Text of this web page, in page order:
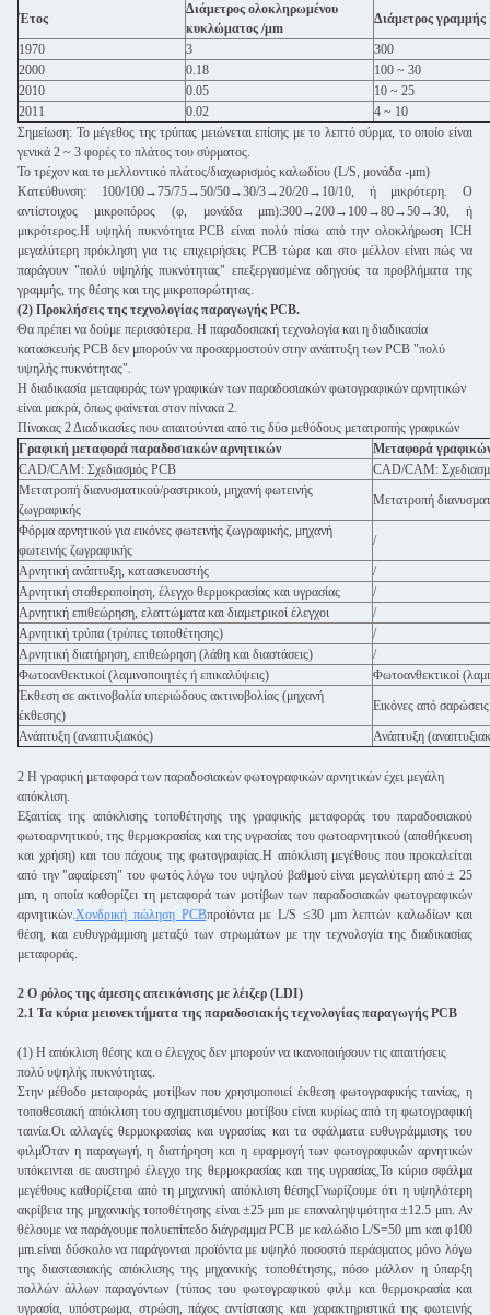
Έτος
Διάμετρος ολοκληρωμένου
κυκλώματος /μm
Διάμετρος
1970
3
300
2000
0.18
100 ~ 30
2010
0.05
10 ~ 25
2011
0.02
4 ~ 10
Σημείωση: Το μέγεθος της τρύπας μειώνεται επίσης με το λεπτό σύρμα, το οποίο είναι
γενικά 2 ~ 3 φορές το πλάτος του σύρματος.
Το τρέχον και το μελλοντικό πλάτος/διαχωρισμός καλωδίου (L/S, μονάδα -μm)
Κατεύθυνση: 100/100→75/75→50/50→30/3→20/20→10/10, ή μικρότερη. Ο
αντίστοιχος μικροπόρος (φ, μονάδα μm):300→200→100→80→50→30, ή
μικρότερος.Η υψηλή πυκνότητα PCB είναι πολύ πίσω από την ολοκλήρωση ICΗ
μεγαλύτερη πρόκληση για τις επιχειρήσεις PCB τώρα και στο μέλλον είναι πώς να
παράγουν "πολύ υψηλής πυκνότητας" επεξεργασμένα οδηγούς τα προβλήματα της
γραμμής, της θέσης και της μικροπορώτητας.
(2) Προκλήσεις της τεχνολογίας παραγωγής PCB.
Θα πρέπει να δούμε περισσότερα. Η παραδοσιακή τεχνολογία και η διαδικασία
κατασκευής PCB δεν μπορούν να προσαρμοστούν στην ανάπτυξη των PCB "πολύ
υψηλής πυκνότητας".
Η διαδικασία μεταφοράς των γραφικών των παραδοσιακών φωτογραφικών αρνητικών
είναι μακρά, όπως φαίνεται στον πίνακα 2.
Πίνακας 2 Διαδικασίες που απαιτούνται από τις δύο μεθόδους μετατροπής γραφικών
Γραφική μεταφορά παραδοσιακών αρνητικών
Μεταφορά
CAD/CAM: Σχεδιασμός PCB
CAD/CAM:
Μετατροπή διανυσματικού/ραστρικού, μηχανή φωτεινής
ζωγραφικής
Μετατροπή
Φόρμα αρνητικού για εικόνες φωτεινής ζωγραφικής, μηχανή
φωτεινής ζωγραφικής
/
Αρνητική ανάπτυξη, κατασκευαστής
/
Αρνητική σταθεροποίηση, έλεγχο θερμοκρασίας και υγρασίας
/
Αρνητική επιθεώρηση, ελαττώματα και διαμετρικοί έλεγχοι
/
Αρνητική τρύπα (τρύπες τοποθέτησης)
/
Αρνητική διατήρηση, επιθεώρηση (λάθη και διαστάσεις)
/
Φωτοανθεκτικοί (λαμινοποιητές ή επικαλύψεις)
Φωτοανθεκτικοί
Έκθεση σε ακτινοβολία υπεριώδους ακτινοβολίας (μηχανή
έκθεσης)
Εικόνες από σαρώσεις
Ανάπτυξη (αναπτυξιακός)
Ανάπτυξη
2 Η γραφική μεταφορά των παραδοσιακών φωτογραφικών αρνητικών έχει μεγάλη
απόκλιση.
Εξαιτίας της απόκλισης τοποθέτησης της γραφικής μεταφοράς του παραδοσιακού
φωτοαρνητικού, της θερμοκρασίας και της υγρασίας του φωτοαρνητικού (αποθήκευση
και χρήση) και του πάχους της φωτογραφίας.Η απόκλιση μεγέθους που προκαλείται
από την "αφαίρεση" του φωτός λόγω του υψηλού βαθμού είναι μεγαλύτερη από ± 25
μm, η οποία καθορίζει τη μεταφορά των μοτίβων των παραδοσιακών φωτογραφικών
αρνητικών.Χονδρική πώληση PCBπροϊόντα με L/S ≤30 μm λεπτών καλωδίων και
θέση, και ευθυγράμμιση μεταξύ των στρωμάτων με την τεχνολογία της διαδικασίας
μεταφοράς.
2 Ο ρόλος της άμεσης απεικόνισης με λέιζερ (LDI)
2.1 Τα κύρια μειονεκτήματα της παραδοσιακής τεχνολογίας παραγωγής PCB
(1) Η απόκλιση θέσης και ο έλεγχος δεν μπορούν να ικανοποιήσουν τις απαιτήσεις
πολύ υψηλής πυκνότητας.
Στην μέθοδο μεταφοράς μοτίβων που χρησιμοποιεί έκθεση φωτογραφικής ταινίας, η
τοποθεσιακή απόκλιση του σχηματισμένου μοτίβου είναι κυρίως από τη φωτογραφική
ταινία.Οι αλλαγές θερμοκρασίας και υγρασίας και τα σφάλματα ευθυγράμμισης του
φιλμΌταν η παραγωγή, η διατήρηση και η εφαρμογή των φωτογραφικών αρνητικών
υπόκεινται σε αυστηρό έλεγχο της θερμοκρασίας και της υγρασίας,Το κύριο σφάλμα
μεγέθους καθορίζεται από τη μηχανική απόκλιση θέσηςΓνωρίζουμε ότι η υψηλότερη
ακρίβεια της μηχανικής τοποθέτησης είναι ±25 μm με επαναληψιμότητα ±12.5 μm. Αν
θέλουμε να παράγουμε πολυεπίπεδο διάγραμμα PCB με καλώδιο L/S=50 μm και φ100
μm.είναι δύσκολο να παράγονται προϊόντα με υψηλό ποσοστό περάσματος μόνο λόγω
της διαστασιακής απόκλισης της μηχανικής τοποθέτησης, πόσο μάλλον η ύπαρξη
πολλών άλλων παραγόντων (τύπος του φωτογραφικού φιλμ και θερμοκρασία και
υγρασία, υπόστρωμα, στρώση, πάχος αντίστασης και χαρακτηριστικά της φωτεινής